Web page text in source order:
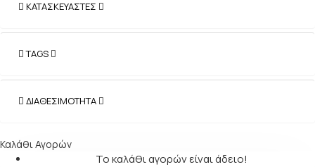
ΚΑΤΑΣΚΕΥΑΣΤΈΣ
TAGS
ΔΙΑΘΕΣΙΜΌΤΗΤΑ
Καλάθι Αγορών
Το καλάθι αγορών είναι άδειο!